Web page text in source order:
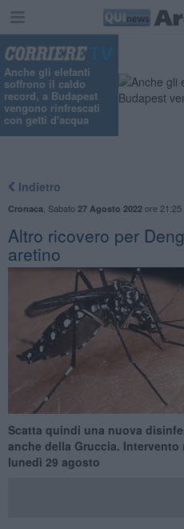
Anche gli elefanti
soffrono il caldo
record, a Budapest
vengono rinfrescati
con getti d'acqua
Indietro
Cronaca Sabato 27 Agosto 2022ore 21:25
Altro ricovero per
aretino
Scatta quindi una nuova
anche della Gruccia.
lunedì 29 agosto